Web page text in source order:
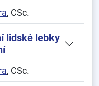
, CSc.
lidské lebky
, CSc.